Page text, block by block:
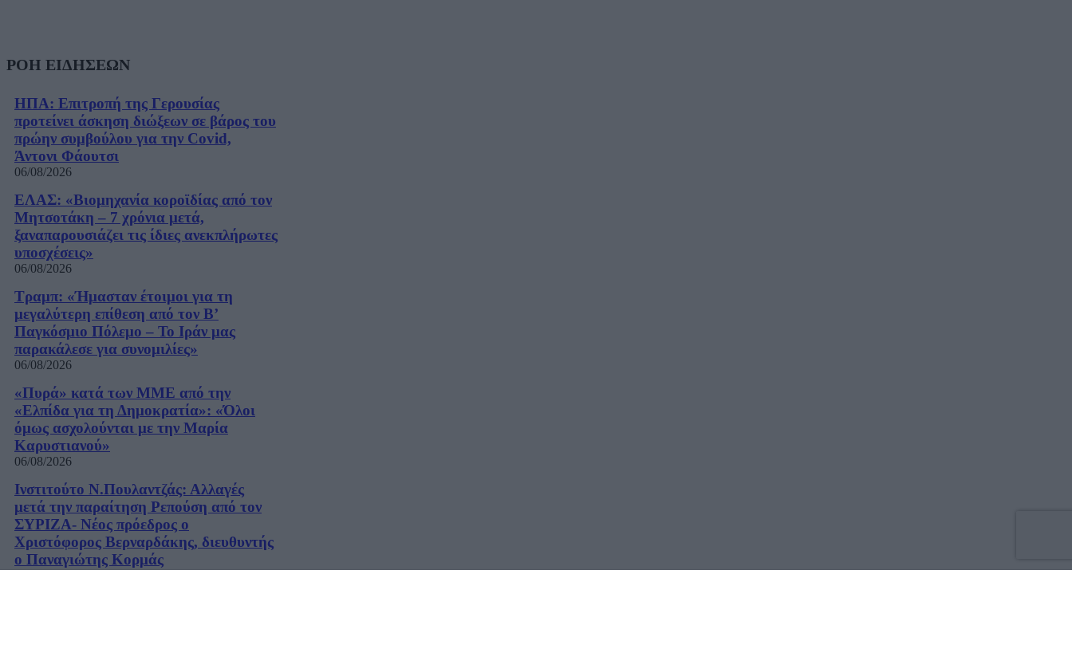
ΡΟΗ ΕΙΔΗΣΕΩΝ
ΗΠΑ: Επιτροπή της Γερουσίας
προτείνει άσκηση διώξεων σε βάρος του
πρώην συμβούλου για την Covid,
Άντονι Φάουτσι
06/08/2026
ΕΛΑΣ: «Βιομηχανία κοροϊδίας από τον
Μητσοτάκη – 7 χρόνια μετά,
ξαναπαρουσιάζει τις ίδιες ανεκπλήρωτες
υποσχέσεις»
06/08/2026
Τραμπ: «Ήμασταν έτοιμοι για τη
μεγαλύτερη επίθεση από τον Β’
Παγκόσμιο Πόλεμο – Το Ιράν μας
παρακάλεσε για συνομιλίες»
06/08/2026
«Πυρά» κατά των ΜΜΕ από την
«Ελπίδα για τη Δημοκρατία»: «Όλοι
όμως ασχολούνται με την Μαρία
Καρυστιανού»
06/08/2026
Ινστιτούτο Ν.Πουλαντζάς: Αλλαγές
μετά την παραίτηση Ρεπούση από τον
ΣΥΡΙΖΑ- Νέος πρόεδρος ο
Χριστόφορος Βερναρδάκης, διευθυντής
ο Παναγιώτης Κορμάς